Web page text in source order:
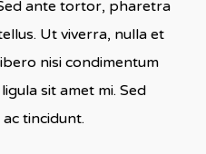
ante tortor, pharetra
Ut viverra, nulla et
nisi condimentum
sit amet mi. Sed
tincidunt.